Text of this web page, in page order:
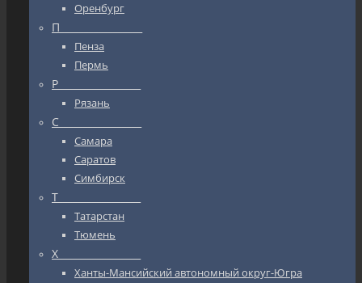
Оренбург
П_________________
Пенза
Пермь
Р_________________
Рязань
С_________________
Самара
Саратов
Симбирск
Т_________________
Татарстан
Тюмень
Х_________________
Ханты-Мансийский автономный округ-Югра